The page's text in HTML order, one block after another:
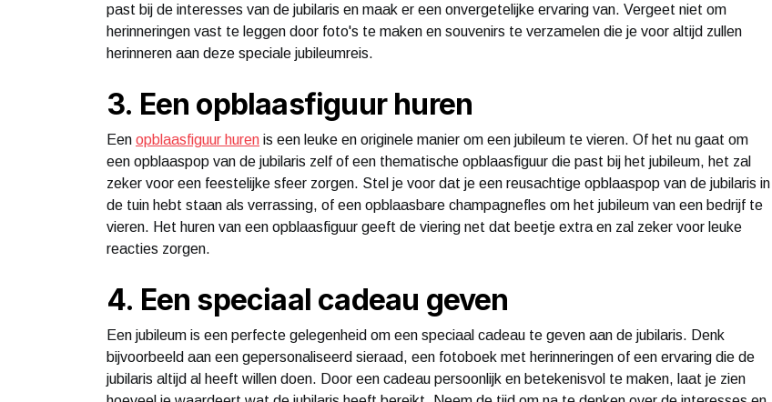
past bij de interesses van de jubilaris en maak er een onvergetelijke ervaring van. Vergeet niet om
herinneringen vast te leggen door foto's te maken en souvenirs te verzamelen die je voor altijd zullen
herinneren aan deze speciale jubileumreis.
3. Een opblaasfiguur huren
Een opblaasfiguur huren is een leuke en originele manier om een jubileum te vieren. Of het nu gaat om
een opblaaspop van de jubilaris zelf of een thematische opblaasfiguur die past bij het jubileum, het zal
zeker voor een feestelijke sfeer zorgen. Stel je voor dat je een reusachtige opblaaspop van de jubilaris in
de tuin hebt staan als verrassing, of een opblaasbare champagnefles om het jubileum van een bedrijf te
vieren. Het huren van een opblaasfiguur geeft de viering net dat beetje extra en zal zeker voor leuke
reacties zorgen.
4. Een speciaal cadeau geven
Een jubileum is een perfecte gelegenheid om een speciaal cadeau te geven aan de jubilaris. Denk
bijvoorbeeld aan een gepersonaliseerd sieraad, een fotoboek met herinneringen of een ervaring die de
jubilaris altijd al heeft willen doen. Door een cadeau persoonlijk en betekenisvol te maken, laat je zien